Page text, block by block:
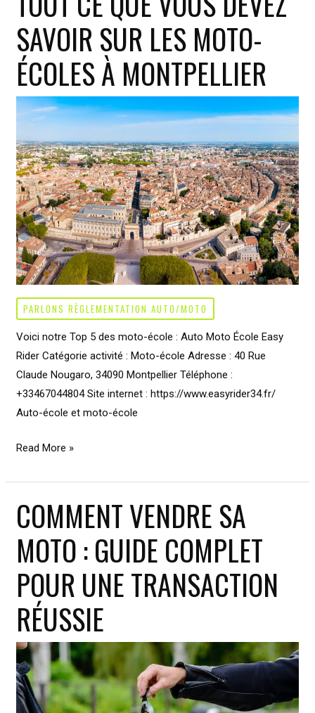
tout
ce
que
vous
devez
SAVOIR SUR LES MOTO-
ÉCOLES À MONTPELLIER
PARLONS RÈGLEMENTATION AUTO/MOTO
Voici notre Top 5 des moto-école : Auto Moto École Easy
Rider Catégorie activité : Moto-école Adresse : 40 Rue
Claude Nougaro, 34090 Montpellier Téléphone :
+33467044804 Site internet : https://www.easyrider34.fr/
Auto-école et moto-école
Tout
que
vous
devez
savoir
sur
les
moto-
écoles
Montpellier
Read More »
COMMENT VENDRE SA
MOTO : GUIDE COMPLET
POUR UNE TRANSACTION
RÉUSSIE